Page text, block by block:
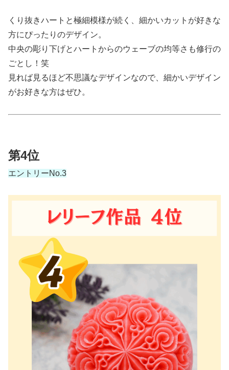
くり抜きハートと極細模様が続く、 細かいカットが好きな
方にぴったりのデザイン。
中央の彫り下げとハートからのウェーブの均等さも修行の
ごとし！笑
見れば見るほど不思議なデザインなので、細かいデザイン
がお好きな方はぜひ。
第4位
エントリーNo.3